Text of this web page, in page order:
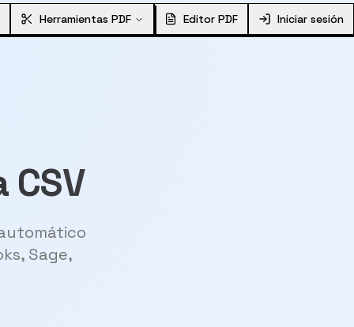
Herramientas PDF Editor PDF Iniciar sesión
Sage,